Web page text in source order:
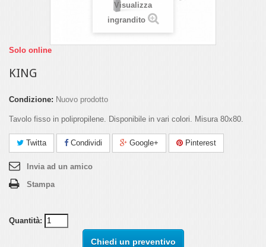
Visualizza
ingrandito
Solo online
KING
Condizione: Nuovo prodotto
Tavolo fisso in polipropilene. Disponibile in vari colori. Misura 80x80.
Twitta Condividi Google+ Pinterest
Invia ad un amico
Stampa
Quantità:
Chiedi un preventivo